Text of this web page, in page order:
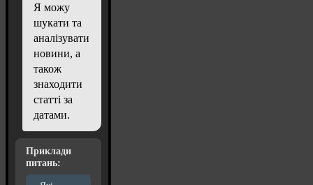
Я можу
шукати та
аналізувати
новини, а
також
знаходити
статті за
датами.
Приклади
питань: